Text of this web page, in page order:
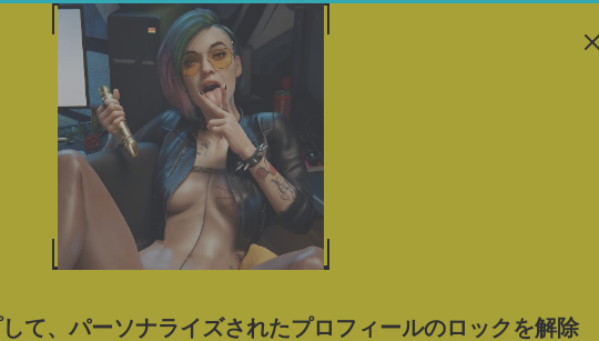
ポルノゲームをダウンロード ブログ
ポルノ ゲームをダウンロード
て、パーソナライズされたプロフィールのロックを解除